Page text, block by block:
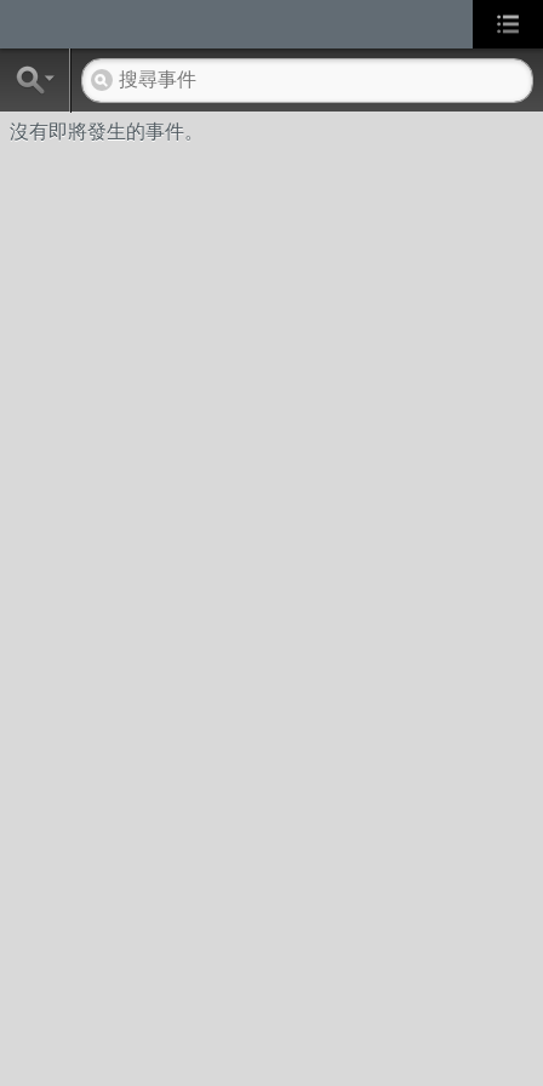
沒有即將發生的事件。